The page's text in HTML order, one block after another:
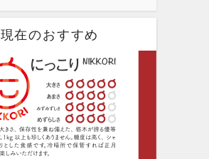
現在のおすすめ